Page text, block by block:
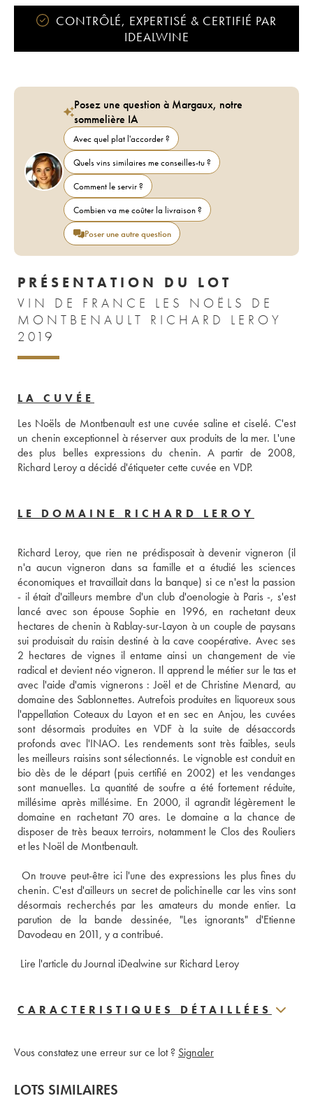
CONTRÔLÉ, EXPERTISÉ & CERTIFIÉ PAR
IDEALWINE
Posez une question à Margaux, notre
sommelière IA
Avec quel plat l'accorder ?
Quels vins similaires me conseilles-tu ?
Comment le servir ?
Combien va me coûter la livraison ?
Poser une autre question
PRÉSENTATION DU LOT
VIN DE FRANCE LES NOËLS DE
MONTBENAULT RICHARD LEROY
2019
LA CUVÉE
Les Noëls de Montbenault est une cuvée saline et ciselé. C'est
un chenin exceptionnel à réserver aux produits de la mer. L'une
des plus belles expressions du chenin. A partir de 2008,
Richard Leroy a décidé d'étiqueter cette cuvée en VDP.
LE DOMAINE RICHARD LEROY
Richard Leroy, que rien ne prédisposait à devenir vigneron (il
n'a aucun vigneron dans sa famille et a étudié les sciences
économiques et travaillait dans la banque) si ce n'est la passion
- il était d'ailleurs membre d'un club d'oenologie à Paris -, s'est
lancé avec son épouse Sophie en 1996, en rachetant deux
hectares de chenin à Rablay-sur-Layon à un couple de paysans
sui produisait du raisin destiné à la cave coopérative. Avec ses
2 hectares de vignes il entame ainsi un changement de vie
radical et devient néo vigneron. Il apprend le métier sur le tas et
avec l'aide d'amis vignerons : Joël et de Christine Menard, au
domaine des Sablonnettes. Autrefois produites en liquoreux sous
l'appellation Coteaux du Layon et en sec en Anjou, les cuvées
sont désormais produites en VDF à la suite de désaccords
profonds avec l'INAO. Les rendements sont très faibles, seuls
les meilleurs raisins sont sélectionnés. Le vignoble est conduit en
bio dès de le départ (puis certifié en 2002) et les vendanges
sont manuelles. La quantité de soufre a été fortement réduite,
millésime après millésime. En 2000, il agrandit légèrement le
domaine en rachetant 70 ares. Le domaine a la chance de
disposer de très beaux terroirs, notamment le Clos des Rouliers
et les Noël de Montbenault.
On trouve peut-être ici l'une des expressions les plus fines du
chenin. C'est d'ailleurs un secret de polichinelle car les vins sont
désormais recherchés par les amateurs du monde entier. La
parution de la bande dessinée, "Les ignorants" d'Etienne
Davodeau en 2011, y a contribué.
Lire l'article du Journal iDealwine sur Richard Leroy
CARACTERISTIQUES DÉTAILLÉES
Vous constatez une erreur sur ce lot ? Signaler
LOTS SIMILAIRES